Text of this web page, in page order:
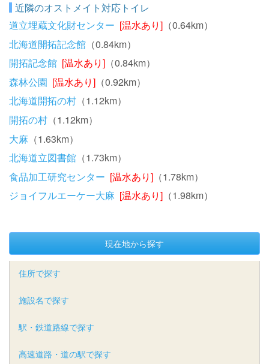
近隣のオストメイト対応トイレ
道立埋蔵文化財センター [温水あり] （0.64km）
北海道開拓記念館 （0.84km）
開拓記念館 [温水あり] （0.84km）
森林公園 [温水あり] （0.92km）
北海道開拓の村 （1.12km）
開拓の村 （1.12km）
大麻 （1.63km）
北海道立図書館 （1.73km）
食品加工研究センター [温水あり] （1.78km）
ジョイフルエーケー大麻 [温水あり] （1.98km）
現在地から探す
住所で探す
施設名で探す
駅・鉄道路線で探す
高速道路・道の駅で探す